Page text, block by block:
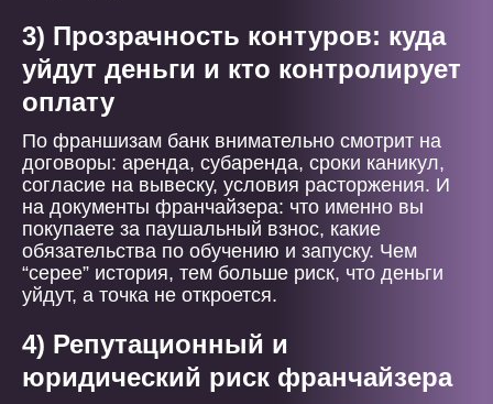
3) Прозрачность контуров: куда
уйдут деньги и кто контролирует
оплату
По франшизам банк внимательно смотрит на
договоры: аренда, субаренда, сроки каникул,
согласие на вывеску, условия расторжения. И
на документы франчайзера: что именно вы
покупаете за паушальный взнос, какие
обязательства по обучению и запуску. Чем
“серее” история, тем больше риск, что деньги
уйдут, а точка не откроется.
4) Репутационный и
юридический риск франчайзера